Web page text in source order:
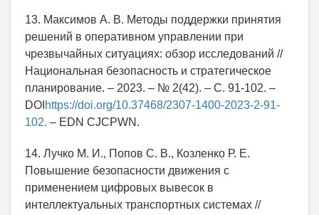
13. Максимов А. В. Методы поддержки принятия
решений в оперативном управлении при
чрезвычайных ситуациях: обзор исследований //
Национальная безопасность и стратегическое
планирование. – 2023. – № 2(42). – С. 91-102. –
DOI https://doi.org/10.37468/2307-1400-2023-2-91-
102. – EDN CJCPWN.
14. Лучко М. И., Попов С. В., Козленко Р. Е.
Повышение безопасности движения с
применением цифровых вывесок в
интеллектуальных транспортных системах //